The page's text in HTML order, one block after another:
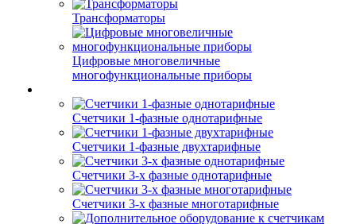
Трансформаторы
Цифровые многовеличные
многофункциональные приборы
Счетчики 1-фазные однотарифные
Счетчики 1-фазные двухтарифные
Счетчики 3-х фазные однотарифные
Счетчики 3-х фазные многотарифные